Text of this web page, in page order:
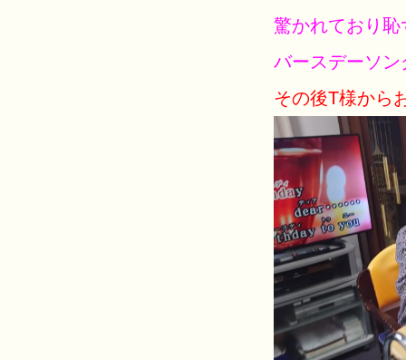
驚かれており
バースデーソ
その後T様から